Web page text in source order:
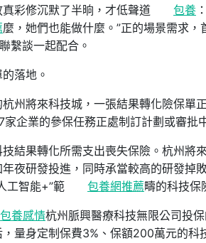
彩修沉默了半晌，才低聲道
包養
麼，她們也能做什麼。”正的場景需求
繫談一起配合。
落地。
州將來科技城，一張結果轉化險保單
企業的參保任務正處制訂計劃或審批
結果轉化所需支出喪失保險。杭州將
夜研發投進，同時承當較高的研發掉
工智能+”範
包養網推薦疇的科技保
包養感情杭州脈興醫療科技無限公司投
量身定制保費3%、保額200萬元的科